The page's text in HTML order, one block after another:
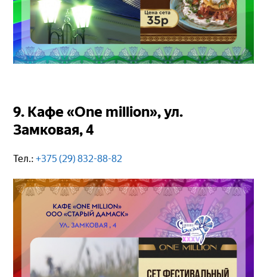
9. Кафе «One million», ул.
Замковая, 4
Тел.:+375 (29) 832-88-82